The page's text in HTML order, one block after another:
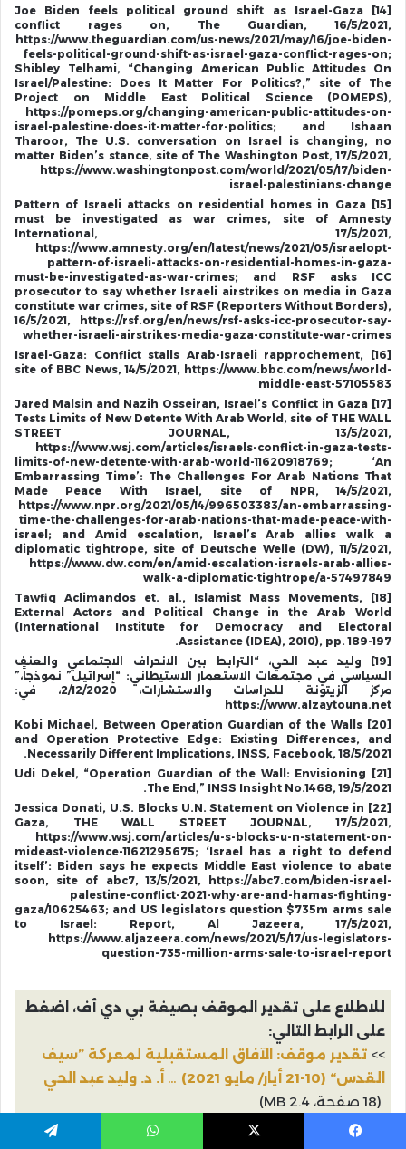
[14] Joe Biden feels political ground shift as Israel-Gaza
conflict rages on, The Guardian, 16/5/2021,
https://www.theguardian.com/us-news/2021/may/16/joe-biden-
feels-political-ground-shift-as-israel-gaza-conflict-rages-on;
Shibley Telhami, “Changing American Public Attitudes On
Israel/Palestine: Does It Matter For Politics?,” site of The
Project on Middle East Political Science (POMEPS),
https://pomeps.org/changing-american-public-attitudes-on-
israel-palestine-does-it-matter-for-politics; and Ishaan
Tharoor, The U.S. conversation on Israel is changing, no
matter Biden’s stance, site of The Washington Post, 17/5/2021,
https://www.washingtonpost.com/world/2021/05/17/biden-
israel-palestinians-change
[15] Pattern of Israeli attacks on residential homes in Gaza
must be investigated as war crimes, site of Amnesty
International, 17/5/2021,
https://www.amnesty.org/en/latest/news/2021/05/israelopt-
pattern-of-israeli-attacks-on-residential-homes-in-gaza-
must-be-investigated-as-war-crimes; and RSF asks ICC
prosecutor to say whether Israeli airstrikes on media in Gaza
constitute war crimes, site of RSF (Reporters Without Borders),
16/5/2021, https://rsf.org/en/news/rsf-asks-icc-prosecutor-say-
whether-israeli-airstrikes-media-gaza-constitute-war-crimes
[16] Israel-Gaza: Conflict stalls Arab-Israeli rapprochement,
site of BBC News, 14/5/2021, https://www.bbc.com/news/world-
middle-east-57105583
[17] Jared Malsin and Nazih Osseiran, Israel’s Conflict in Gaza
Tests Limits of New Detente With Arab World, site of THE WALL
STREET JOURNAL, 13/5/2021,
https://www.wsj.com/articles/israels-conflict-in-gaza-tests-
limits-of-new-detente-with-arab-world-11620918769; ‘An
Embarrassing Time’: The Challenges For Arab Nations That
Made Peace With Israel, site of NPR, 14/5/2021,
https://www.npr.org/2021/05/14/996503383/an-embarrassing-
time-the-challenges-for-arab-nations-that-made-peace-with-
israel; and Amid escalation, Israel’s Arab allies walk a
diplomatic tightrope, site of Deutsche Welle (DW), 11/5/2021,
https://www.dw.com/en/amid-escalation-israels-arab-allies-
walk-a-diplomatic-tightrope/a-57497849
[18] Tawfiq Aclimandos et. al., Islamist Mass Movements,
External Actors and Political Change in the Arab World
(International Institute for Democracy and Electoral
Assistance (IDEA), 2010), pp. 189-197.
[19] وليد عبد الحي، “الترابط بين الانحراف الاجتماعي والعنف
السياسي في مجتمعات الاستعمار الاستيطاني: “إسرائيل” نموذجاً،”
مركز الزيتونة للدراسات والاستشارات، 2/12/2020، في:
https://www.alzaytouna.net
[20] Kobi Michael, Between Operation Guardian of the Walls
and Operation Protective Edge: Existing Differences, and
Necessarily Different Implications, INSS, Facebook, 18/5/2021.
[21] Udi Dekel, “Operation Guardian of the Wall: Envisioning
The End,” INSS Insight No.1468, 19/5/2021.
[22] Jessica Donati, U.S. Blocks U.N. Statement on Violence in
Gaza, THE WALL STREET JOURNAL, 17/5/2021,
https://www.wsj.com/articles/u-s-blocks-u-n-statement-on-
mideast-violence-11621295675; ‘Israel has a right to defend
itself’: Biden says he expects Middle East violence to abate
soon, site of abc7, 13/5/2021, https://abc7.com/biden-israel-
palestine-conflict-2021-why-are-and-hamas-fighting-
gaza/10625463; and US legislators question $735m arms sale
to Israel: Report, Al Jazeera, 17/5/2021,
https://www.aljazeera.com/news/2021/5/17/us-legislators-
question-735-million-arms-sale-to-israel-report
للاطلاع على تقدير الموقف بصيغة بي دي أف، اضغط
على الرابط التالي:
>> تقدير موقف: الآفاق المستقبلية لمعركة ”سيف
القدس“ (10-21 أيار/ مايو 2021) … أ. د. وليد عبد الحي
(18 صفحة، 2.4 MB)